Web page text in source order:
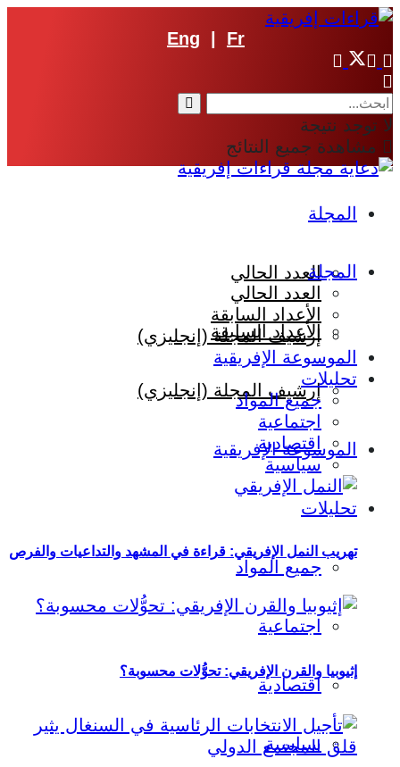
Eng Fr
لا توجد نتيجة
مشاهدة جميع النتائج
المجلة
العدد الحالي
الأعداد السابقة
إرشيف المجلة (إنجليزي)
الموسوعة الإفريقية
تحليلات
جميع المواد
اجتماعية
اقتصادية
سياسية
المجلة
العدد الحالي
الأعداد السابقة
إرشيف المجلة (إنجليزي)
الموسوعة الإفريقية
تحليلات
جميع المواد
اجتماعية
اقتصادية
سياسية
تهريب النمل الإفريقي: قراءة في المشهد والتداعيات والفرص
إثيوبيا والقرن الإفريقي: تحوُّلات محسوبة؟